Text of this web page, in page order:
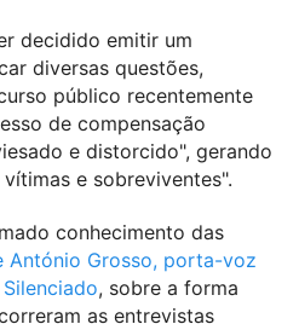
decidido emitir um
diversas questões,
público recentemente
de compensação
e distorcido", gerando
e sobreviventes".
conhecimento das
António Grosso, porta-voz
, sobre a forma
as entrevistas